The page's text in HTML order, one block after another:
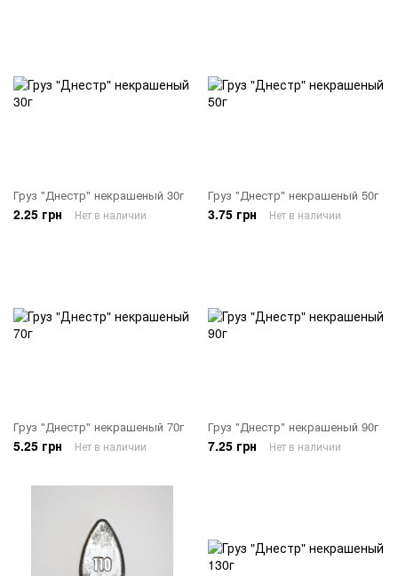
Груз "Днестр" некрашеный 30г
2.25 грн Нет в наличии
Груз "Днестр" некрашеный 50г
3.75 грн Нет в наличии
Груз "Днестр" некрашеный 70г
5.25 грн Нет в наличии
Груз "Днестр" некрашеный 90г
7.25 грн Нет в наличии